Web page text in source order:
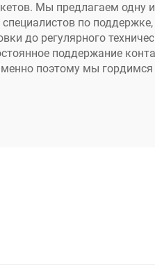
Мы предлагаем одну
по поддержке,
до регулярного
поддержание
поэтому мы гордимся